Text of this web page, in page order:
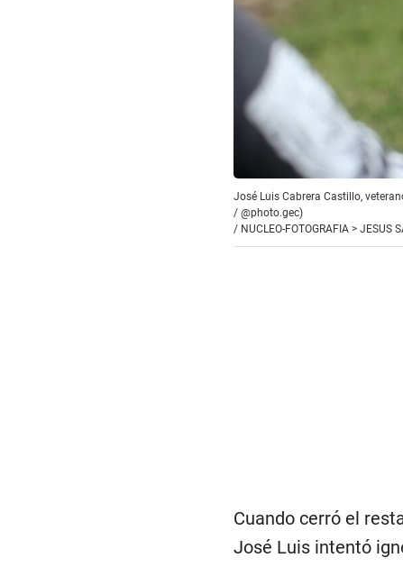
José Luis Cabrera Castillo,
/ @photo.gec)
/ NUCLEO-FOTOGRAFIA > JESUS
Cuando cerró el
José Luis intentó